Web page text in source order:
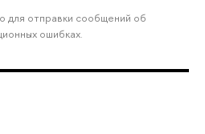
для отправки сообщений об
ошибках.